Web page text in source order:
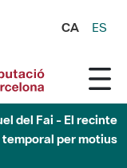
CA ES
del Fai - El recinte
per motius